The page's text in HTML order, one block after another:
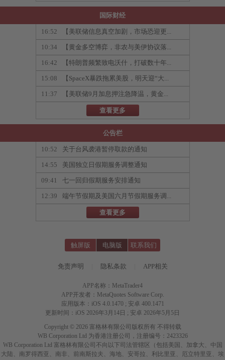
国际财经
16:52 【美联储信息真空加剧，市场恐迎更...
10:34 【黄金多空博弈，非农与美伊协议落...
16:42 【特朗普频繁致电沃什，打破数十年...
15:08 【SpaceX暴跌拖累美股，明天迎“大...
11:37 【美联储9月加息押注急降温，黄金...
查看更多
公告栏
10:52 关于台风袭港暂停取款的通知
14:55 美国独立日假期服务调整通知
09:41 七一回归假期服务安排通知
12:39 端午节假期及美国六月节假期服务调...
查看更多
触屏版 电脑版 联系我们
免责声明 隐私条款 APP相关
APP名称：MetaTrader4
APP开发者：MetaQuotes Software Corp.
应用版本：iOS 4.0.1470 ; 安卓 400.1471
更新时间：iOS 2026年3月14日 ; 安卓 2026年5月5日
Copyright © 2026 富格林有限公司版权所有 不得转载
WB Corporation Ltd 为香港注册公司，注册编号：2423326
WB Corporation Ltd 富格林有限公司不向以下司法管辖区（包括美国、加拿大、中国
大陆、南罗得西亚、南非、前南斯拉夫、海地、安哥拉、利比里亚、厄立特里亚、埃